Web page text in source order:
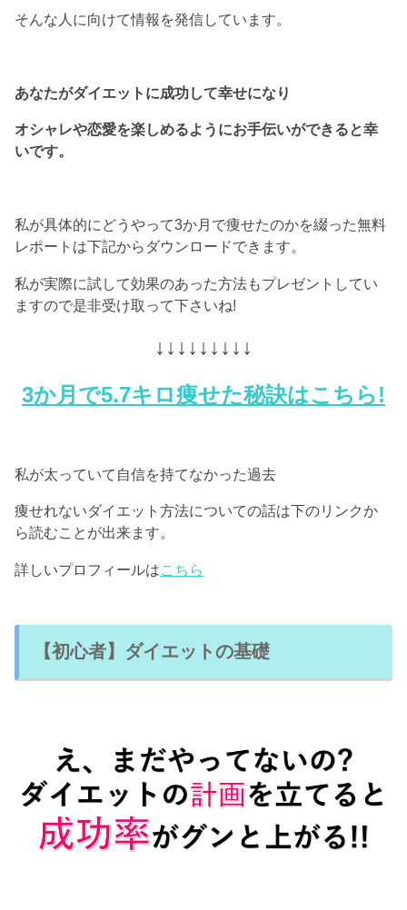
そんな人に向けて情報を発信しています。
あなたがダイエットに成功して幸せになり
オシャレや恋愛を楽しめるようにお手伝いができると幸
いです。
私が具体的にどうやって3か月で痩せたのかを綴った無料
レポートは下記からダウンロードできます。
私が実際に試して効果のあった方法もプレゼントしてい
ますので是非受け取って下さいね!
↓↓↓↓↓↓↓↓↓
3か月で5.7キロ痩せた秘訣はこちら!
私が太っていて自信を持てなかった過去
痩せれないダイエット方法についての話は下のリンクか
ら読むことが出来ます。
詳しいプロフィールは こちら
【初心者】ダイエットの基礎